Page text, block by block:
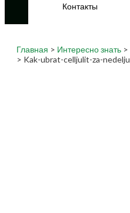
Контакты
Главная > Интересно знать >
> Kak-ubrat-celljulit-za-nedelju